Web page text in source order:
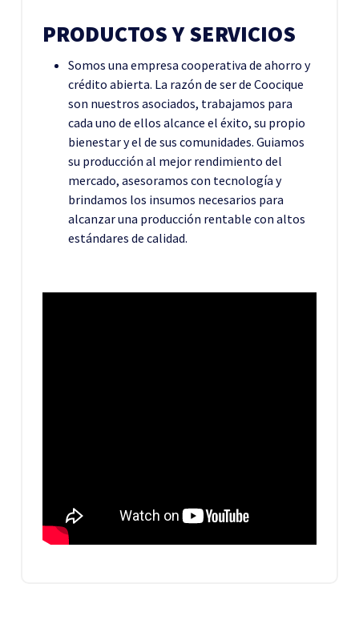
PRODUCTOS Y SERVICIOS
Somos una empresa cooperativa de ahorro y
crédito abierta. La razón de ser de Coocique
son nuestros asociados, trabajamos para
cada uno de ellos alcance el éxito, su propio
bienestar y el de sus comunidades. Guiamos
su producción al mejor rendimiento del
mercado, asesoramos con tecnología y
brindamos los insumos necesarios para
alcanzar una producción rentable con altos
estándares de calidad.